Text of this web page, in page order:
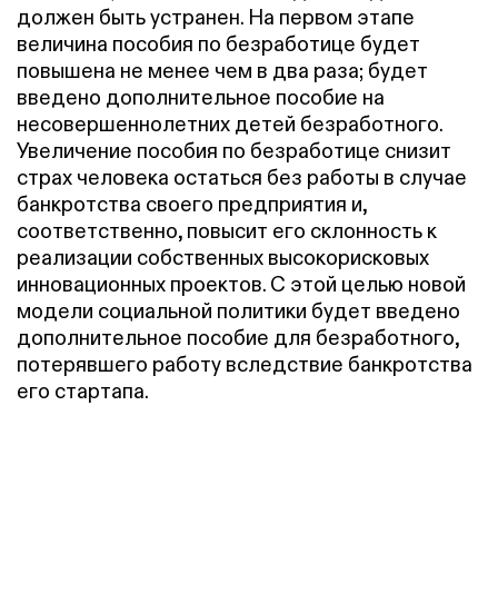
должен быть устранен. На первом этапе
величина пособия по безработице будет
повышена не менее чем в два раза; будет
введено дополнительное пособие на
несовершеннолетних детей безработного.
Увеличение пособия по безработице снизит
страх человека остаться без работы в случае
банкротства своего предприятия и,
соответственно, повысит его склонность к
реализации собственных высокорисковых
инновационных проектов. С этой целью новой
модели социальной политики будет введено
дополнительное пособие для безработного,
потерявшего работу вследствие банкротства
его стартапа.